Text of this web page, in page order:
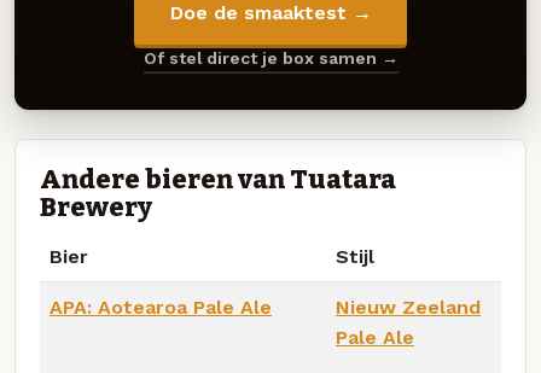
Doe de smaaktest →
Of stel direct je box samen →
Andere bieren van Tuatara
Brewery
Bier Stijl
APA: Aotearoa Pale Ale
Nieuw Zeeland
Pale Ale